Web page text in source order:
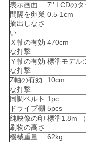
し
な
さ
い
地
図
表示画面
7'' LCDの
間隔を卵巣
摘出しなさ
い
0.5-1cm
Ｘ軸の有効
な打撃
470cm
Ｙ軸の有効
な打撃
標準モデル
Z軸の有効
な打撃
10cm
同調ベルト 1pc
ドライブ棚 5pcs
純映像の印
刷物の高さ
標準1.8m
機械重量
62kg